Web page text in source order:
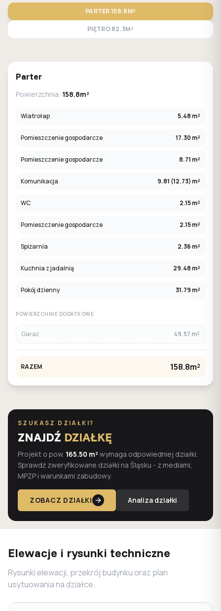
PARTER158.8M²
PIĘTRO82.3M²
Parter
Powierzchnia: 158.8m²
Wiatrołap 5.48 m²
Pomieszczenie gospodarcze 17.30 m²
Pomieszczenie gospodarcze 8.71 m²
Komunikacja 9.81 (12.73) m²
WC 2.15 m²
Pomieszczenie gospodarcze 2.15 m²
Spiżarnia 2.36 m²
Kuchnia z jadalnią 29.48 m²
Pokój dzienny 31.79 m²
POWIERZCHNIE DODATKOWE
Garaż 49.57 m²
RAZEM 158.8m²
SZUKASZ DZIAŁKI?
ZNAJDŹ DZIAŁKĘ
Projekt o pow. 165.50 m² wymaga odpowiedniej działki.
Sprawdź zweryfikowane działki na Śląsku - z mediami,
MPZP i warunkami zabudowy.
ZOBACZ DZIAŁKI Analiza działki
Elewacje i rysunki techniczne
Rysunki elewacji, przekrój budynku oraz plan
usytuowania na działce.